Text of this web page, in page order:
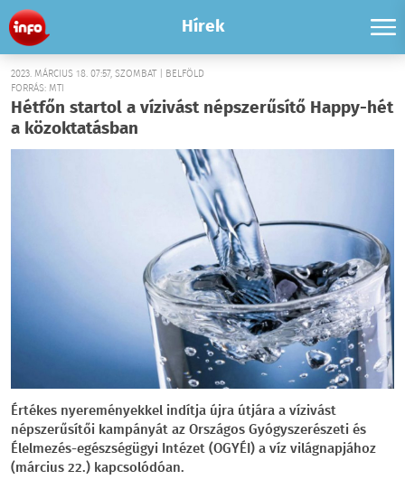
Hírek
2023. MÁRCIUS 18. 07:57, SZOMBAT | BELFÖLD
FORRÁS: MTI
Hétfőn startol a vízivást népszerűsítő Happy-hét
a közoktatásban
Értékes nyereményekkel indítja újra útjára a vízivást
népszerűsítői kampányát az Országos Gyógyszerészeti és
Élelmezés-egészségügyi Intézet (OGYÉI) a víz világnapjához
(március 22.) kapcsolódóan.